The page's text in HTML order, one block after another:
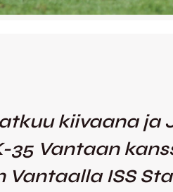
kiivaana ja
Vantaan
ISS